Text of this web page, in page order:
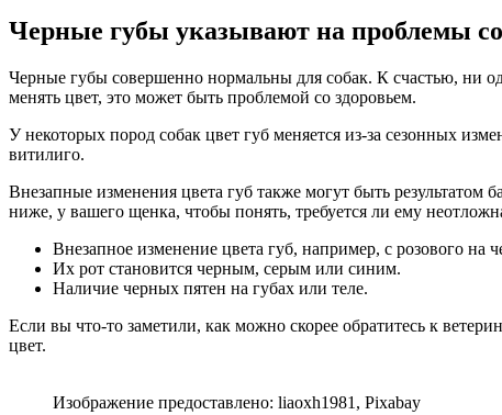
Черные губы указывают на проблемы со
Черные губы совершенно нормальны для собак. К счастью, ни
менять цвет, это может быть проблемой со здоровьем.
У некоторых пород собак цвет губ меняется из-за сезонных
витилиго.
Внезапные изменения цвета губ также могут быть
ниже, у вашего щенка, чтобы понять, требуется ли ему
Внезапное изменение цвета губ, например, с розового на
Их рот становится черным, серым или синим.
Наличие черных пятен на губах или теле.
Если вы что-то заметили, как можно скорее обратитесь к
цвет.
Изображение предоставлено: liaoxh1981, Pixabay